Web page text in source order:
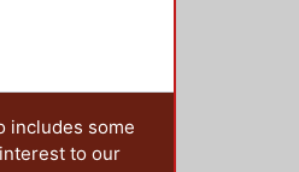
includes some
to our